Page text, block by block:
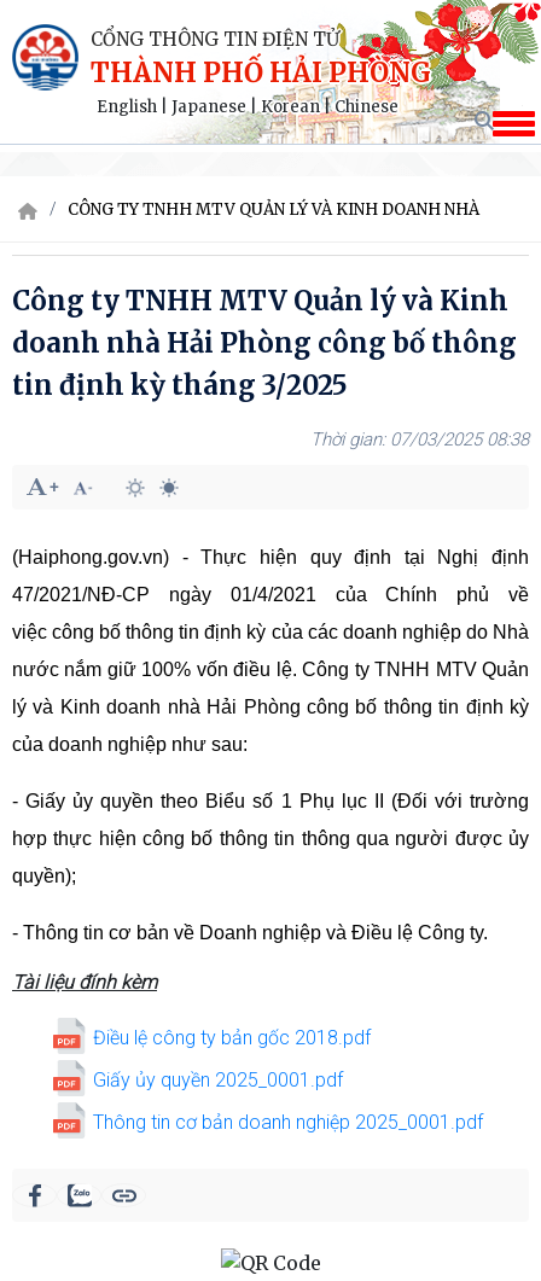
CỔNG THÔNG TIN ĐIỆN TỬ
THÀNH PHỐ HẢI PHÒNG
English Japanese|Korean|Chinese
CÔNG TY TNHH MTV QUẢN LÝ VÀ KINH DOANH NHÀ
Công ty TNHH MTV Quản lý và Kinh
doanh nhà Hải Phòng công bố thông
tin định kỳ tháng 3/2025
07/03/2025 08:38
(Haiphong.gov.vn) -Thực hiện quy định tại Nghị định
47/2021/NĐ-CP ngày 01/4/2021 của Chính phủ về
việc công bố thông tin định kỳ của các doanh nghiệp do Nhà
nước nắm giữ 100% vốn điều lệ. Công ty TNHH MTV Quản
lý và Kinh doanh nhà Hải Phòng công bố thông tin định kỳ
của doanh nghiệp như sau:
- Giấy ủy quyền theo Biểu số 1 Phụ lục II (Đối với trường
hợp thực hiện công bố thông tin thông qua người được ủy
quyền);
- Thông tin cơ bản về Doanh nghiệp và Điều lệ Công ty.
Tài liệu đính kèm
Điều lệ công ty bản gốc 2018.pdf
Giấy ủy quyền 2025_0001.pdf
Thông tin cơ bản doanh nghiệp 2025_0001.pdf